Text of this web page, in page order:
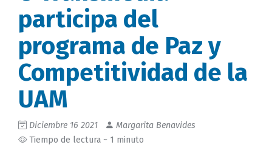
participa del
programa de Paz y
Competitividad de la
UAM
Diciembre 16 2021
Margarita Benavides
Tiempo de lectura ~ 1 minuto